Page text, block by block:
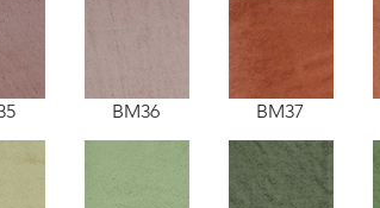
BM36 BM37